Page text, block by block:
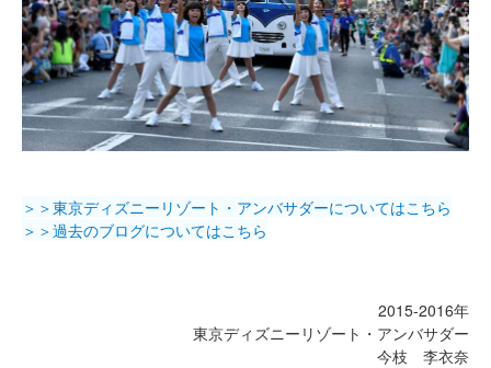
＞＞東京ディズニーリゾート・アンバサダーについてはこちら
＞＞過去のブログについてはこちら
2015-2016年
東京ディズニーリゾート・アンバサダー
今枝 李衣奈